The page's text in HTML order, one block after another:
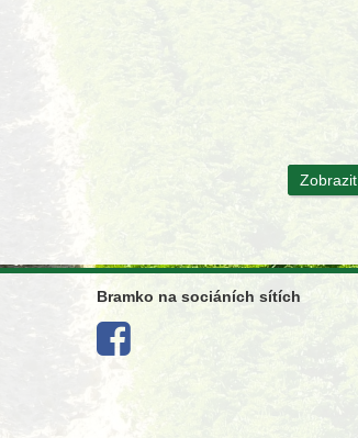
Bramko na sociáních sítích